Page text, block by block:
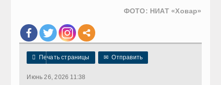
ФОТО: НИАТ «Ховар»
 Печать страницы ✉ Отправить
Июнь 26, 2026 11:38